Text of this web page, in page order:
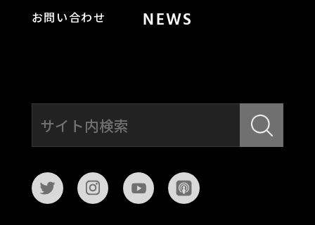
お問い合わせ NEWS